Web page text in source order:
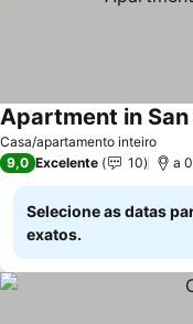
Casa/apartamento inteiro
Apartment in
9,0 Excelente 10 a
Selecione as datas
exatos.